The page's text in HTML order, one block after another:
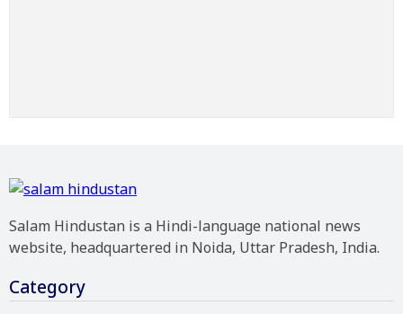
Salam Hindustan is a Hindi-language national news
website, headquartered in Noida, Uttar Pradesh, India.
Category